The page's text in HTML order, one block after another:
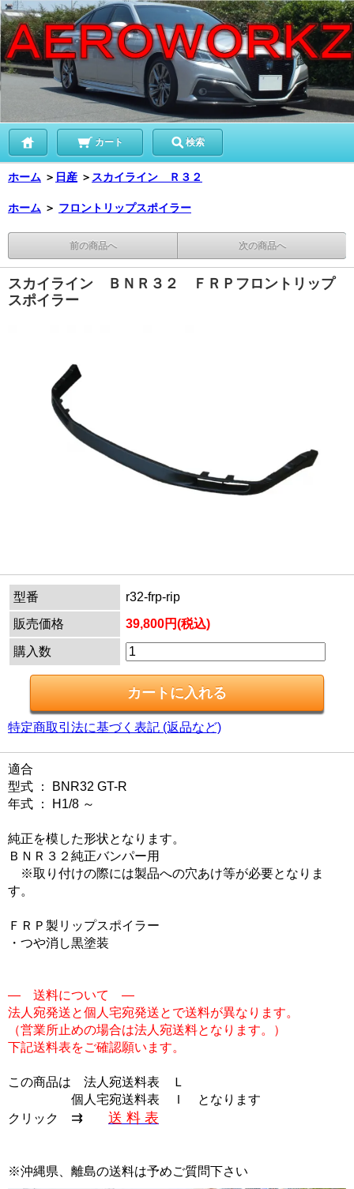
カート 検索
ホーム ＞ 日産 ＞ スカイライン Ｒ３２
ホーム ＞ フロントリップスポイラー
前の商品へ 次の商品へ
スカイライン ＢＮＲ３２ ＦＲＰフロントリップ
スポイラー
型番
r32-frp-rip
販売価格
39,800円(税込)
購入数
特定商取引法に基づく表記 (返品など)
適合
型式 ： BNR32 GT-R
年式 ： H1/8 ～
純正を模した形状となります。
ＢＮＲ３２純正バンパー用
※取り付けの際には製品への穴あけ等が必要となりま
す。
ＦＲＰ製リップスポイラー
・つや消し黒塗装
― 送料について ―
法人宛発送と個人宅宛発送とで送料が異なります。
（営業所止めの場合は法人宛送料となります。）
下記送料表をご確認願います。
この商品は 法人宛送料表 Ｌ
個人宅宛送料表 Ｉ
となります
クリック ⇉ 送 料 表
※沖縄県、離島の送料は予めご質問下さい